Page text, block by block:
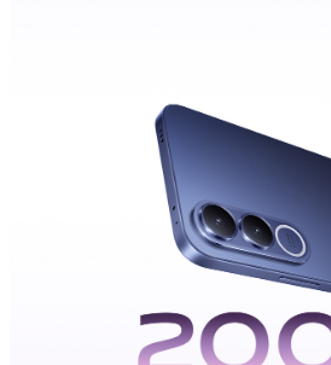
Colombia |